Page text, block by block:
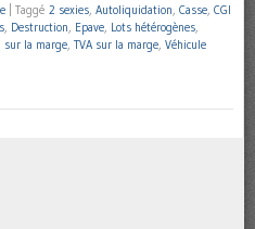
Taggé 2 sexies, Autoliquidation, Casse, CGI
, Destruction, Epave, Lots hétérogènes,
sur la marge, TVA sur la marge, Véhicule